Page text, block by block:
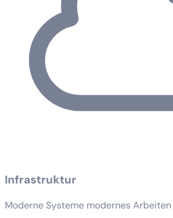
Infrastruktur
Moderne Systeme modernes Arbeiten